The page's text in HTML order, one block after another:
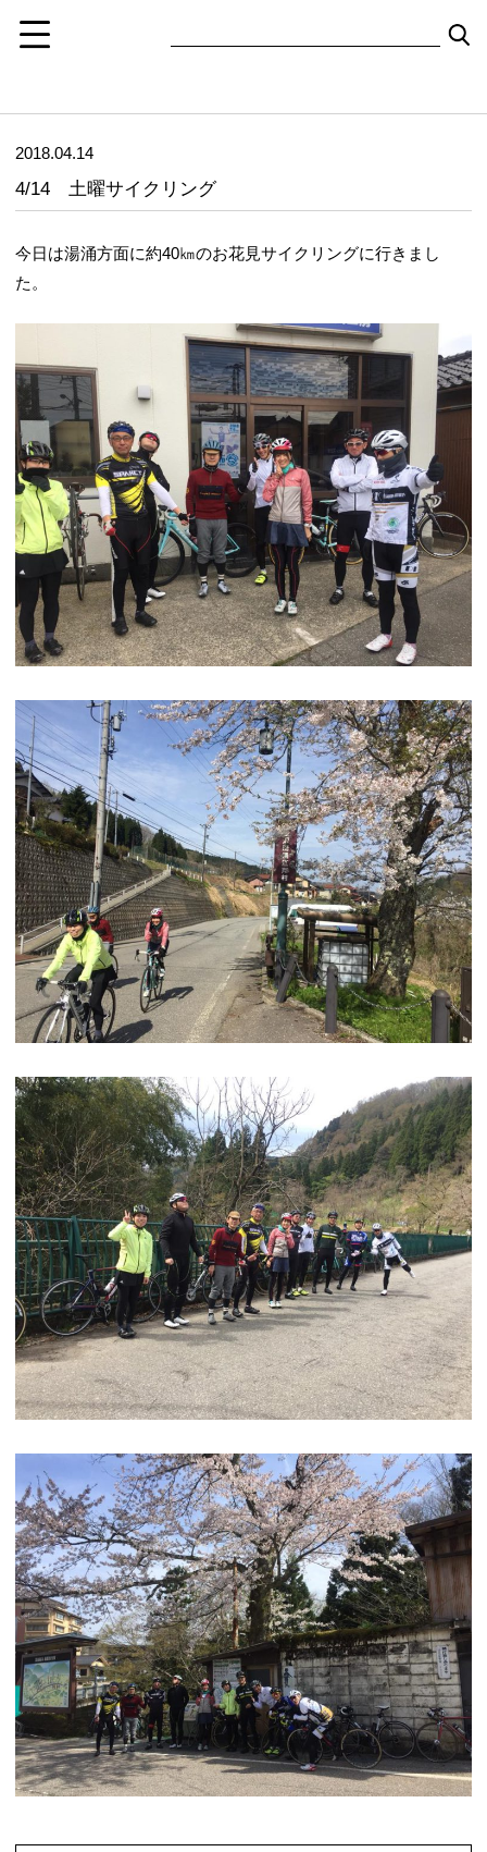
2018.04.14
4/14 土曜サイクリング
今日は湯涌方面に約40㎞のお花見サイクリングに行きまし
た。